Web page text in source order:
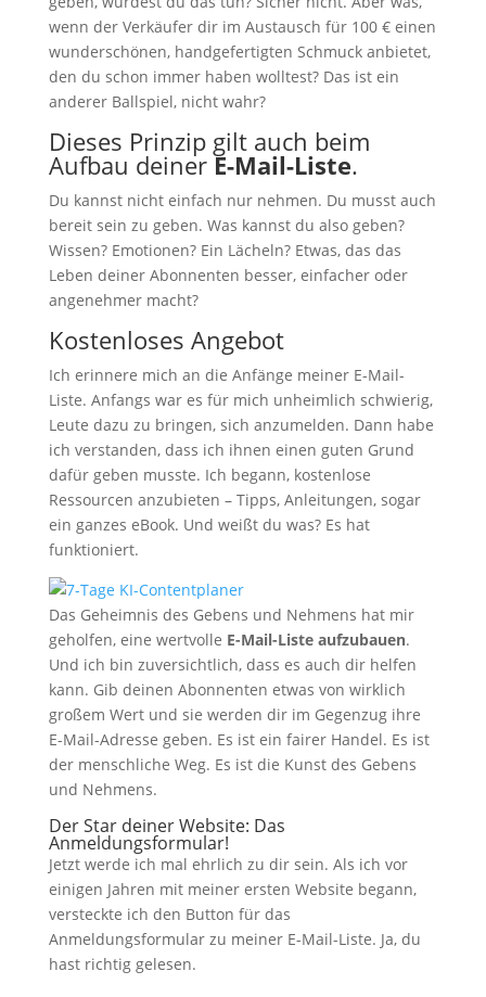
wenn der Verkäufer dir im Austausch für 100 € einen
wunderschönen, handgefertigten Schmuck anbietet,
den du schon immer haben wolltest? Das ist ein
anderer Ballspiel, nicht wahr?
Dieses Prinzip gilt auch beim
Aufbau deinerE-Mail-Liste.
Du kannst nicht einfach nur nehmen. Du musst auch
bereit sein zu geben. Was kannst du also geben?
Wissen? Emotionen? Ein Lächeln? Etwas, das das
Leben deiner Abonnenten besser, einfacher oder
angenehmer macht?
Kostenloses Angebot
Ich erinnere mich an die Anfänge meiner E-Mail-
Liste. Anfangs war es für mich unheimlich schwierig,
Leute dazu zu bringen, sich anzumelden. Dann habe
ich verstanden, dass ich ihnen einen guten Grund
dafür geben musste. Ich begann, kostenlose
Ressourcen anzubieten – Tipps, Anleitungen, sogar
ein ganzes eBook. Und weißt du was? Es hat
funktioniert.
Das Geheimnis des Gebens und Nehmens hat mir
geholfen, eine wertvolle E-Mail-Liste aufzubauen.
Und ich bin zuversichtlich, dass es auch dir helfen
kann. Gib deinen Abonnenten etwas von wirklich
großem Wert und sie werden dir im Gegenzug ihre
E-Mail-Adresse geben. Es ist ein fairer Handel. Es ist
der menschliche Weg. Es ist die Kunst des Gebens
und Nehmens.
Der Star deiner Website: Das
Anmeldungsformular!
Jetzt werde ich mal ehrlich zu dir sein. Als ich vor
einigen Jahren mit meiner ersten Website begann,
versteckte ich den Button für das
Anmeldungsformular zu meiner E-Mail-Liste. Ja, du
hast richtig gelesen.